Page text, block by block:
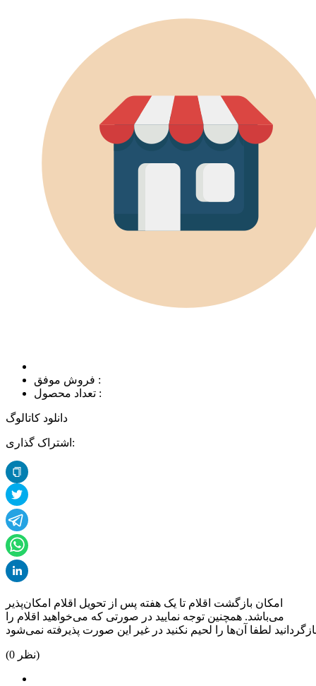
فروش موفق :
تعداد محصول :
دانلود کاتالوگ
اشتراک گذاری:
امکان بازگشت اقلام تا یک هفته پس از تحویل اقلام امکان‌پذیر
می‌باشد. همچنین توجه نمایید در صورتی که می‌خواهید اقلام را
(0 نظر)